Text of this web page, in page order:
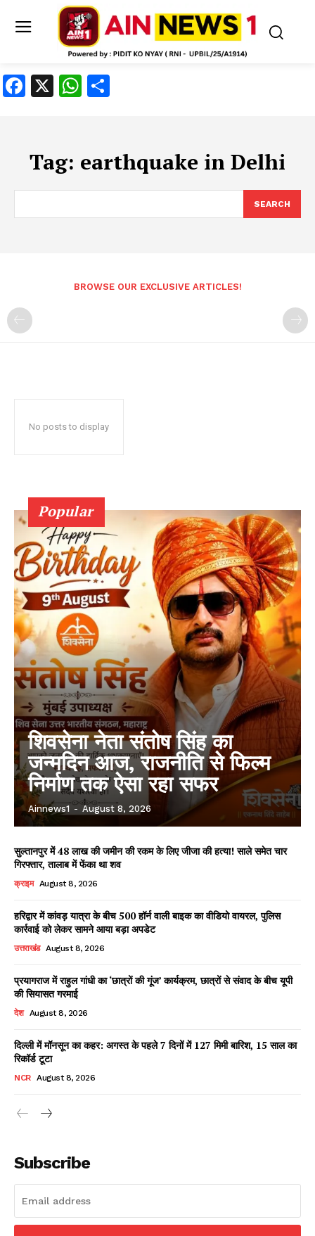
Facebook
X WhatsApp
Read Latest News on AIN
Facebook
X WhatsApp
Tag: earthquake in Delhi
SEARCH
BROWSE OUR EXCLUSIVE ARTICLES!
No posts to display
Popular
शिवसेना नेता संतोष सिंह का
जन्मदिन आज, राजनीति से फिल्म
निर्माण तक ऐसा रहा सफर
Ainnews1 - August 8, 2026
सुल्तानपुर में 48 लाख की जमीन की रकम के लिए जीजा की हत्या! साले समेत चार
गिरफ्तार, तालाब में फेंका था शव
क्राइम August 8, 2026
हरिद्वार में कांवड़ यात्रा के बीच 500 हॉर्न वाली बाइक का वीडियो वायरल, पुलिस
कार्रवाई को लेकर सामने आया बड़ा अपडेट
उत्तराखंड August 8, 2026
प्रयागराज में राहुल गांधी का ‘छात्रों की गूंज’ कार्यक्रम, छात्रों से संवाद के बीच यूपी
की सियासत गरमाई
देश August 8, 2026
दिल्ली में मॉनसून का कहर: अगस्त के पहले 7 दिनों में 127 मिमी बारिश, 15 साल का
रिकॉर्ड टूटा
NCR August 8, 2026
Subscribe